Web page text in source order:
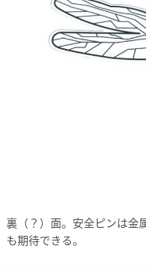
裏（？）面。安全ピンは金
も期待できる。